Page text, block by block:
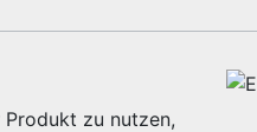
Produkt zu nutzen,